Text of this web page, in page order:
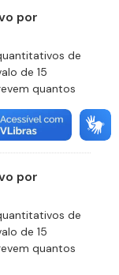
por
de
de 15
quantos
por
de
de 15
quantos